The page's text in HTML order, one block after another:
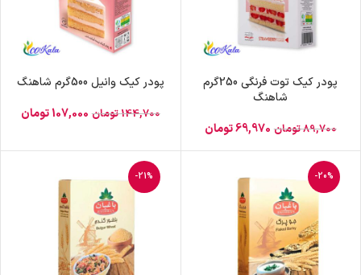
پودر کیک توت فرنگی 250گرم
شاهنگ
89,700تومان 69,970تومان
پودر کیک وانیل 500گرم شاهنگ
144,700تومان 107,000تومان
-20%
-21%